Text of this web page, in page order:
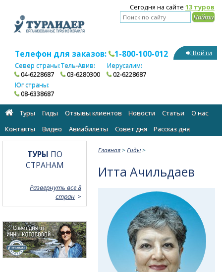
Сегодня на сайте 13 туров
Телефон для заказов: 1-800-100-012
Север страны:
04-6228687
Тель-Авив:
03-6280300
Иерусалим:
02-6228687
Юг страны:
08-6338687
Войти
Туры Гиды Отзывы клиентов Новости Статьи
О нас
Контакты
Видео Авиабилеты Cовет дня Рассказ дня
Главная >Гиды >
Итта Ачильдаев
ТУРЫ ПО
СТРАНАМ
Развернуть все 8
стран